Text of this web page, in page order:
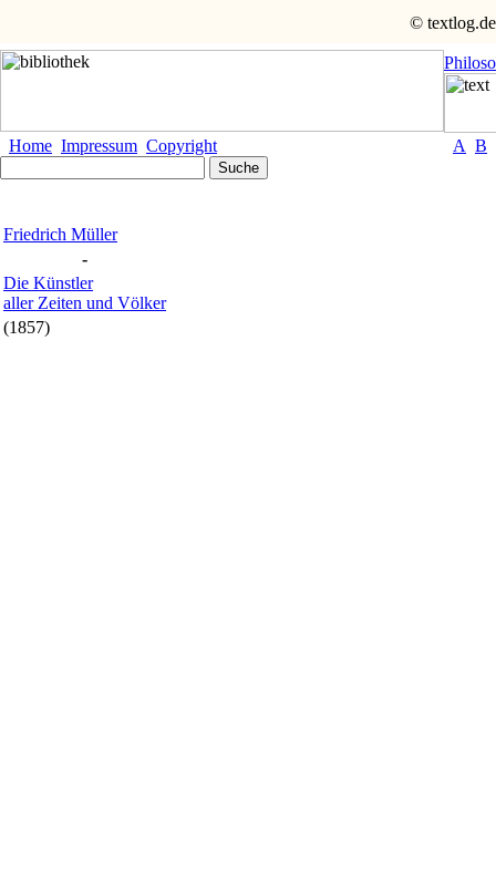
©
Home Impressum Copyright A B
Friedrich Müller
-
Die Künstler
aller Zeiten und Völker
(1857)